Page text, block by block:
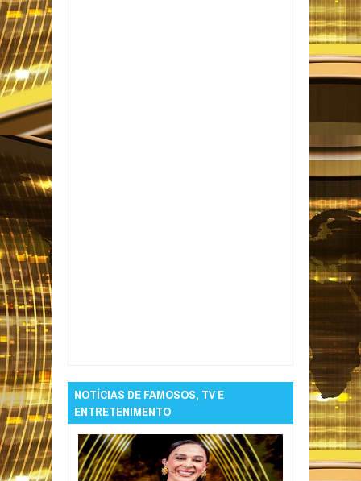
NOTÍCIAS DE FAMOSOS, TV E
ENTRETENIMENTO